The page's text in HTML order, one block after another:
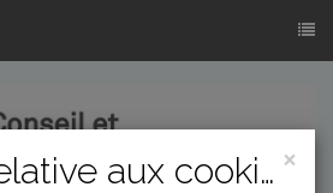
×
Politique relative aux cookies